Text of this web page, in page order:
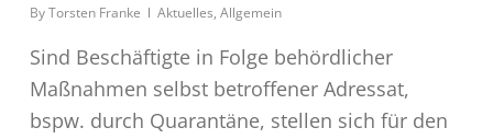
ByTorsten Franke Aktuelles, Allgemein
Sind Beschäftigte in Folge behördlicher
Maßnahmen selbst betroffener Adressat,
bspw. durch Quarantäne, stellen sich für den